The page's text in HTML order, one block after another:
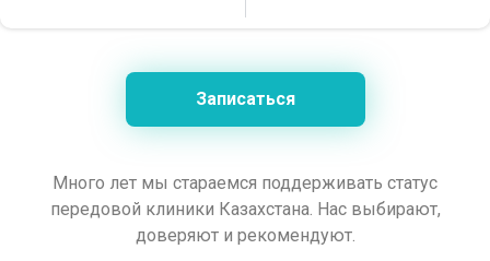
Записаться
Много лет мы стараемся поддерживать статус
передовой клиники Казахстана. Нас выбирают,
доверяют и рекомендуют.